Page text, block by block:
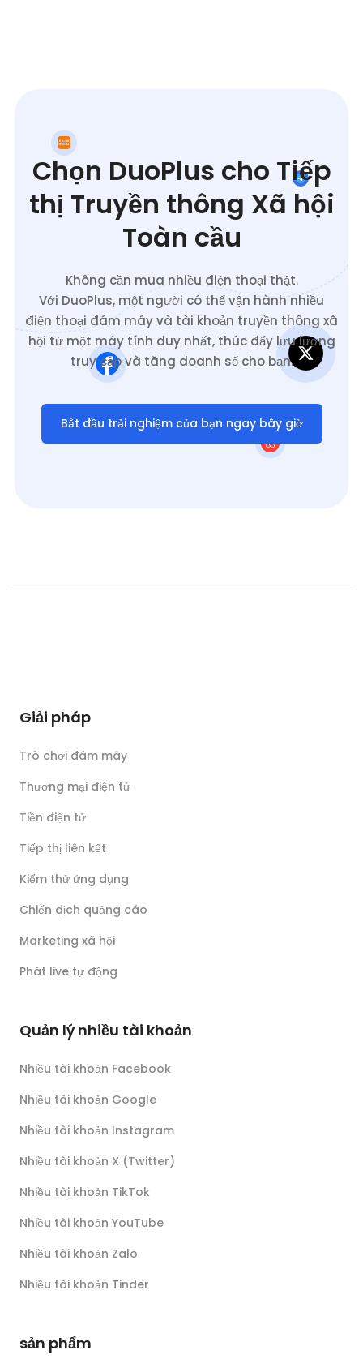
Chọn DuoPlus cho Tiếp
thị Truyền thông Xã hội
Toàn cầu
Không cần mua nhiều điện thoại thật.
Với DuoPlus, một người có thể vận hành nhiều
điện thoại đám mây và tài khoản truyền thông xã
hội từ một máy tính duy nhất, thúc đẩy lưu lượng
truy cập và tăng doanh số cho bạn.
Bắt đầu trải nghiệm của bạn ngay bây giờ
Giải pháp
Trò chơi đám mây
Thương mại điện tử
Tiền điện tử
Tiếp thị liên kết
Kiểm thử ứng dụng
Chiến dịch quảng cáo
Marketing xã hội
Phát live tự động
Quản lý nhiều tài khoản
Nhiều tài khoản Facebook
Nhiều tài khoản Google
Nhiều tài khoản Instagram
Nhiều tài khoản X (Twitter)
Nhiều tài khoản TikTok
Nhiều tài khoản YouTube
Nhiều tài khoản Zalo
Nhiều tài khoản Tinder
sản phẩm